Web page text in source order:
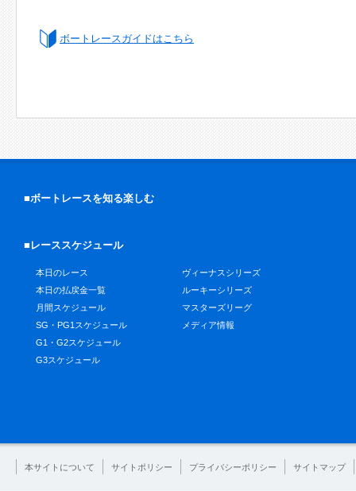
ボートレースガイドはこちら
■ボートレースを知る楽しむ
■レーススケジュール
本日のレース
本日の払戻金一覧
月間スケジュール
SG・PG1スケジュール
G1・G2スケジュール
G3スケジュール
ヴィーナスシリーズ
ルーキーシリーズ
マスターズリーグ
メディア情報
本サイトについて サイトポリシー プライバシーポリシー サイトマップ